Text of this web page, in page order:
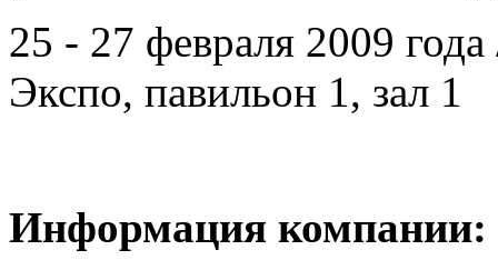
25 - 27 февраля 2009
Экспо, павильон 1, зал 1
Информация компании: